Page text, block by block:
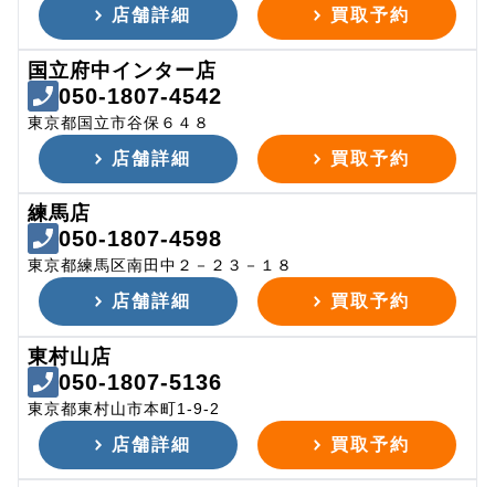
店舗詳細 買取予約
国立府中インター店
050-1807-4542
東京都国立市谷保６４８
店舗詳細 買取予約
練馬店
050-1807-4598
東京都練馬区南田中２－２３－１８
店舗詳細 買取予約
東村山店
050-1807-5136
東京都東村山市本町1-9-2
店舗詳細 買取予約